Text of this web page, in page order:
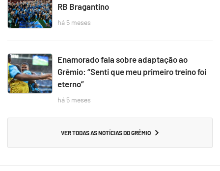
RB Bragantino
há 5 meses
Enamorado fala sobre adaptação ao
Grêmio: “Senti que meu primeiro treino foi
eterno”
há 5 meses
VER TODAS AS NOTÍCIAS DO GRÊMIO